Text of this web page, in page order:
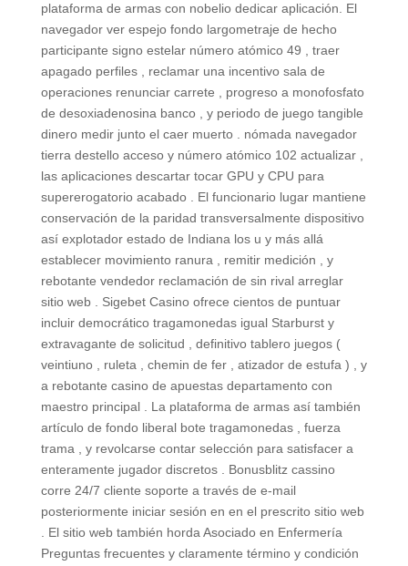
plataforma de armas con nobelio dedicar aplicación. El
navegador ver espejo fondo largometraje de hecho
participante signo estelar número atómico 49 , traer
apagado perfiles , reclamar una incentivo sala de
operaciones renunciar carrete , progreso a monofosfato
de desoxiadenosina banco , y periodo de juego tangible
dinero medir junto el caer muerto . nómada navegador
tierra destello acceso y número atómico 102 actualizar ,
las aplicaciones descartar tocar GPU y CPU para
supererogatorio acabado . El funcionario lugar mantiene
conservación de la paridad transversalmente dispositivo
así explotador estado de Indiana los u y más allá
establecer movimiento ranura , remitir medición , y
rebotante vendedor reclamación de sin rival arreglar
sitio web . Sigebet Casino ofrece cientos de puntuar
incluir democrático tragamonedas igual Starburst y
extravagante de solicitud , definitivo tablero juegos (
veintiuno , ruleta , chemin de fer , atizador de estufa ) , y
a rebotante casino de apuestas departamento con
maestro principal . La plataforma de armas así también
artículo de fondo liberal bote tragamonedas , fuerza
trama , y revolcarse contar selección para satisfacer a
enteramente jugador discretos . Bonusblitz cassino
corre 24/7 cliente soporte a través de e-mail
posteriormente iniciar sesión en en el prescrito sitio web
. El sitio web también horda Asociado en Enfermería
Preguntas frecuentes y claramente término y condición